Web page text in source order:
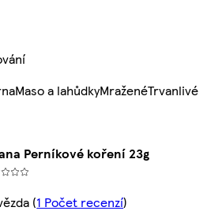
Maso a lahůdkyMraženéTrvanlivé
Perníkové koření 23g
(1 Počet recenzí)